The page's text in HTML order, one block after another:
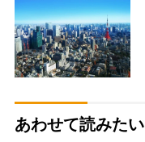
あわせて読みたい